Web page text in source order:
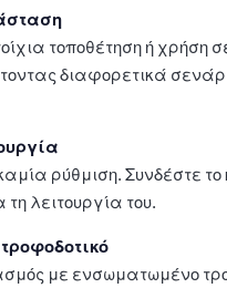
τοποθέτηση ή χρήση
διαφορετικά
ρύθμιση. Συνδέστε το
λειτουργία του.
με ενσωματωμένο